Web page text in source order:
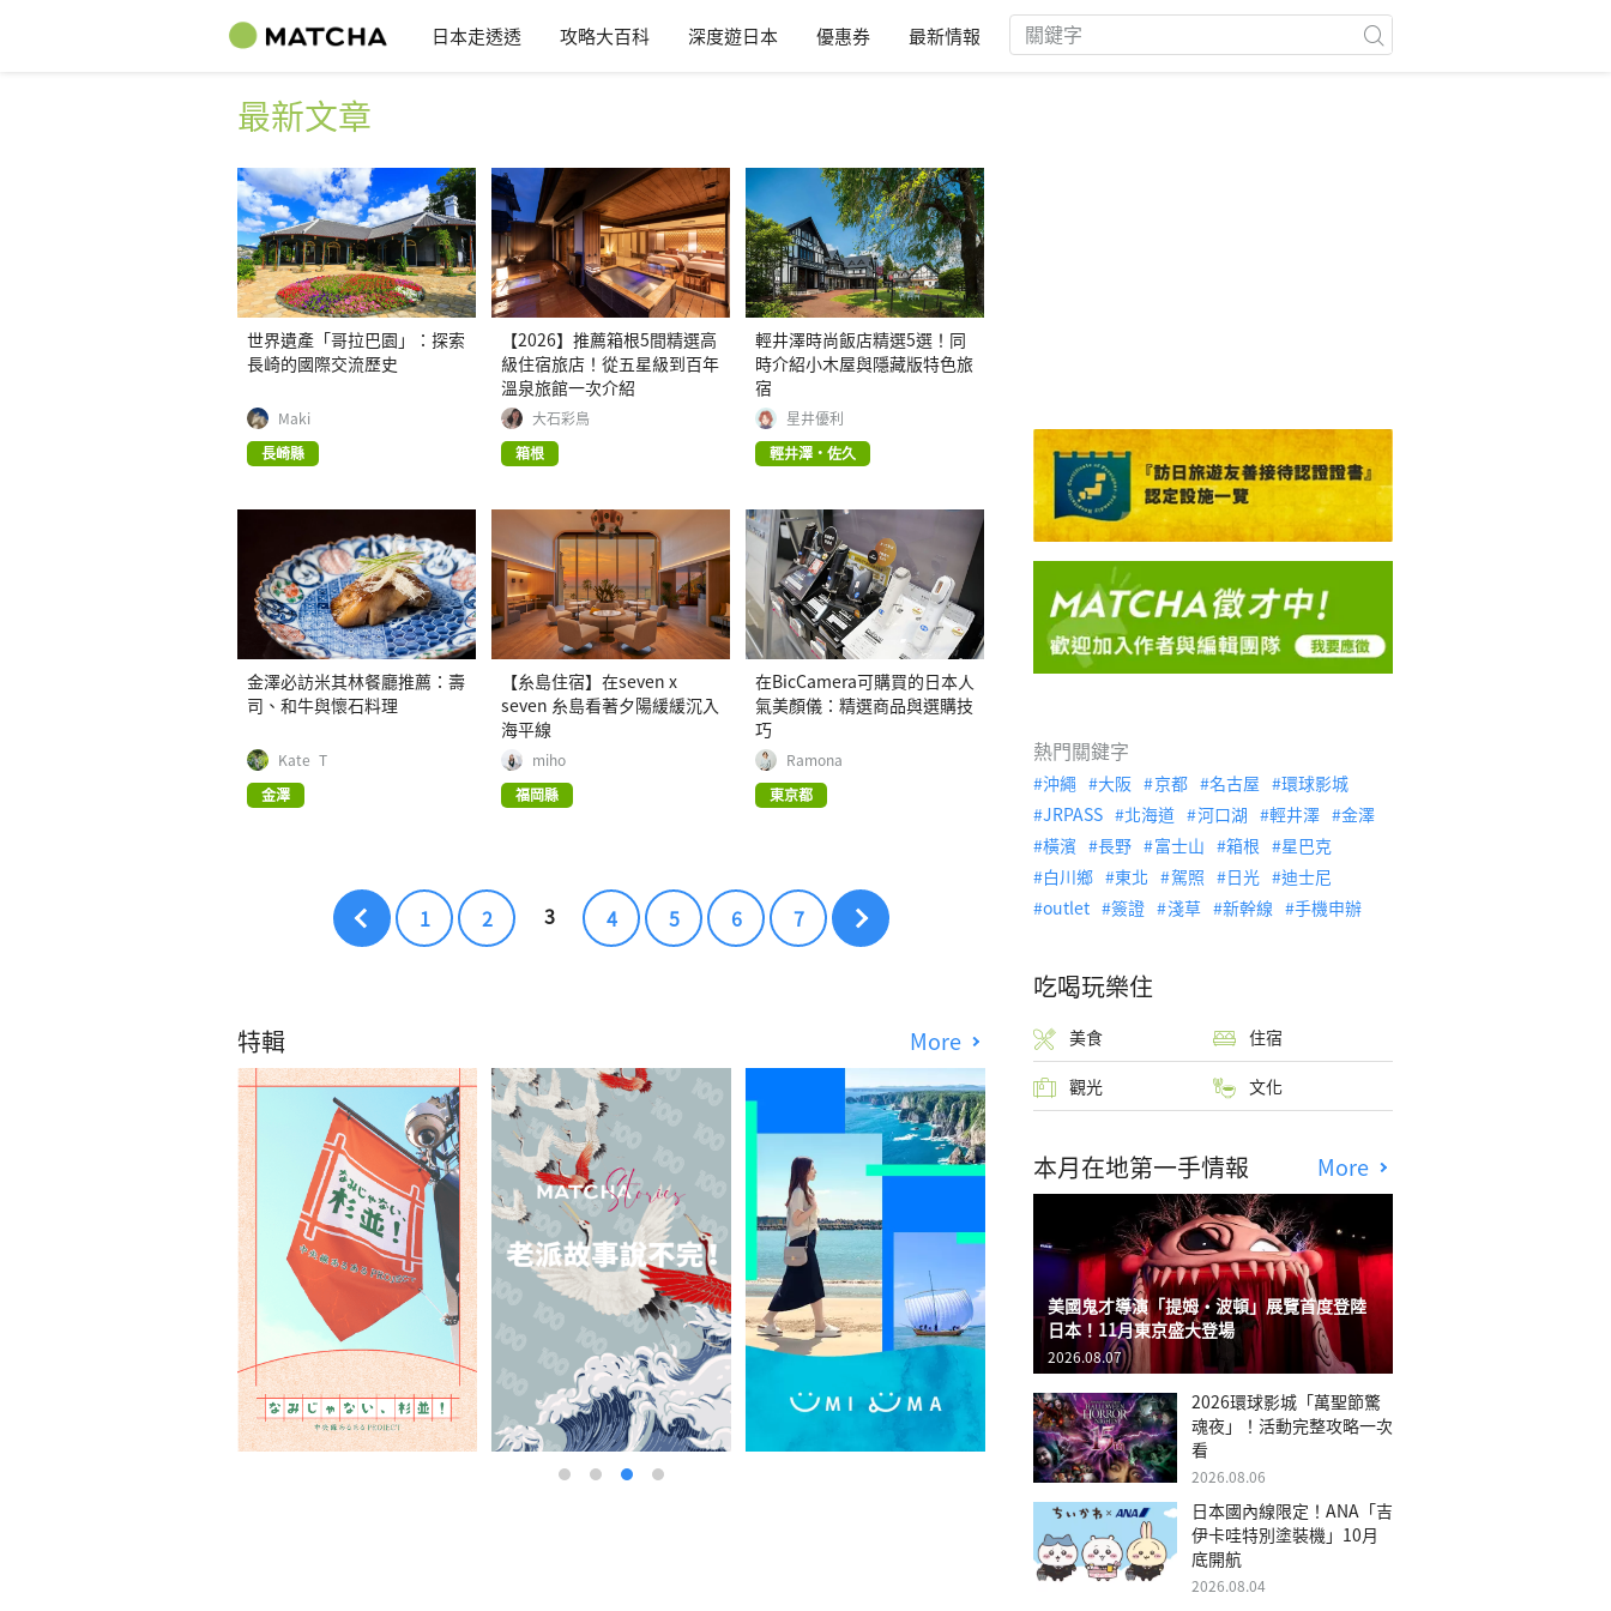
日本走透透 攻略大百科 深度遊日本 優惠券 最新情報
最新文章
世界遺產「哥拉巴園」：探索
長崎的國際交流歷史
Maki
長崎縣
【2026】推薦箱根5間精選高
級住宿旅店！從五星級到百年
溫泉旅館一次介紹
大石彩鳥
箱根
輕井澤時尚飯店精選5選！同
時介紹小木屋與隱藏版特色旅
宿
星井優利
輕井澤・佐久
金澤必訪米其林餐廳推薦：壽
司、和牛與懷石料理
Kate_T
金澤
【糸島住宿】在seven x
seven 糸島看著夕陽緩緩沉入
海平線
miho
福岡縣
在BicCamera可購買的日本人
氣美顏儀：精選商品與選購技
巧
Ramona
東京都
1 2 3 4 5 6 7
特輯 More
熱門關鍵字
沖繩 大阪 京都 名古屋
環球影城
JRPASS
北海道 河口湖 輕井澤
金澤
橫濱
長野 富士山 箱根
星巴克
白川鄉
東北 駕照 日光
迪士尼
outlet
簽證 淺草 新幹線 手機申辦
吃喝玩樂住
美食 住宿
觀光 文化
本月在地第一手情報 More
美國鬼才導演「提姆・波頓」展覽首度登陸
日本！11月東京盛大登場
2026.08.07
2026環球影城「萬聖節驚
魂夜」！活動完整攻略一次
看
2026.08.06
日本國內線限定！ANA「吉
伊卡哇特別塗裝機」10月
底開航
2026.08.04